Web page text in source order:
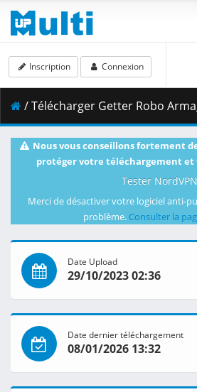
Inscription Connexion
/ Télécharger Getter Robo Armageddon - 01.mkv.002
Nous vous conseillons fortement
protéger votre téléchargement et
Tester NordVPN
Merci de désactiver votre logiciel anti-
problème. Consulter la
Date Upload
29/10/2023 02:36
Date dernier téléchargement
08/01/2026 13:32